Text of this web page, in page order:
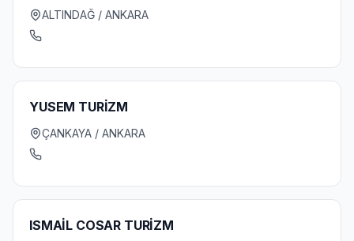
ALTINDAĞ / ANKARA
YUSEM TURİZM
ÇANKAYA / ANKARA
ISMAİL COSAR TURİZM